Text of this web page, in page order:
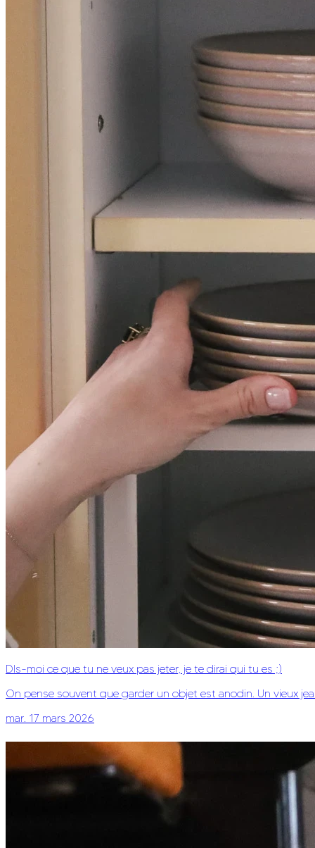
DIs-moi ce que tu ne veux pas jeter, je te dirai qui tu es ;)
On pense souvent que garder un objet est anodin. Un vieux
mar. 17 mars 2026